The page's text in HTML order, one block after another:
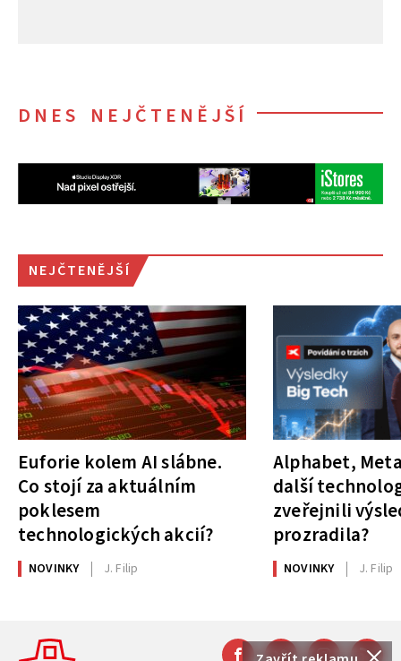
DNES NEJČTENĚJŠÍ
NEJČTENĚJŠÍ
Euforie kolem AI slábne.
Co stojí za aktuálním
poklesem
technologických akcií?
NOVINKY J. Filip
Alphabet,
další
zveřejnili
prozradila?
NOVINKY J. Filip